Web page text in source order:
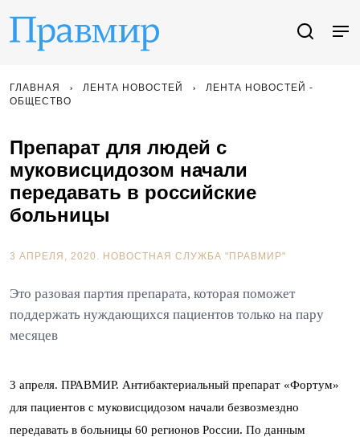
ГЛАВНАЯ ЛЕНТА НОВОСТЕЙ
ЛЕНТА НОВОСТЕЙ -
ОБЩЕСТВО
Препарат для людей с
муковисцидозом начали
передавать в российские
больницы
3 АПРЕЛЯ, 2020. НОВОСТНАЯ СЛУЖБА "ПРАВМИР"
Это разовая партия препарата, которая поможет
поддержать нуждающихся пациентов только на пару
месяцев
3 апреля. ПРАВМИР. Антибактериальный препарат «Фортум»
для пациентов с муковисцидозом начали безвозмездно
передавать в больницы 60 регионов России. По данным